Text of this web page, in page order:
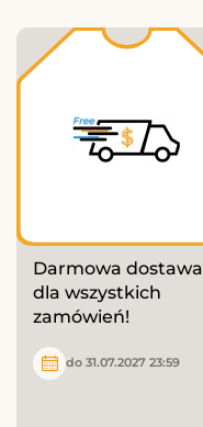
Darmowa dostawa
dla wszystkich
zamówień!
do 31.07.2027 23:59